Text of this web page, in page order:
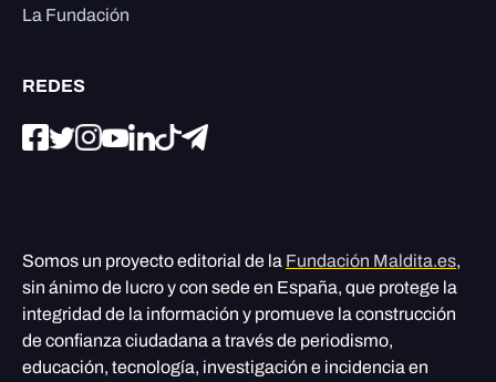
La Fundación
REDES
Somos un proyecto editorial de la Fundación Maldita.es,
sin ánimo de lucro y con sede en España, que protege la
integridad de la información y promueve la construcción
de confianza ciudadana a través de periodismo,
educación, tecnología, investigación e incidencia en